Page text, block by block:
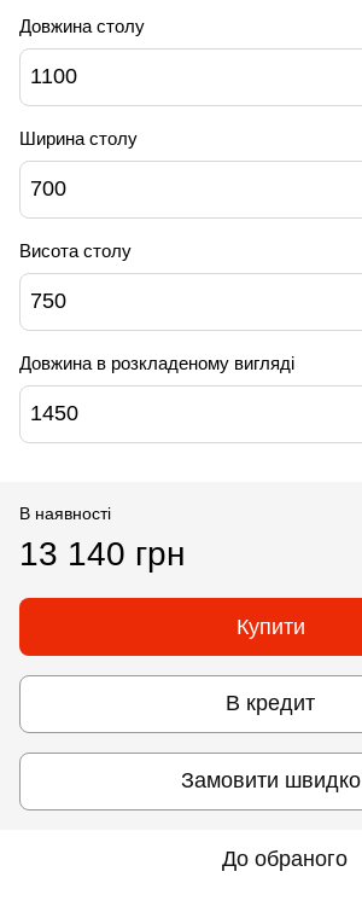
Довжина столу
1100
Ширина столу
700
Висота столу
750
Довжина в розкладеному вигляді
1450
В наявності
13 140 грн
Купити
В кредит
Замовити швидко
До обраного